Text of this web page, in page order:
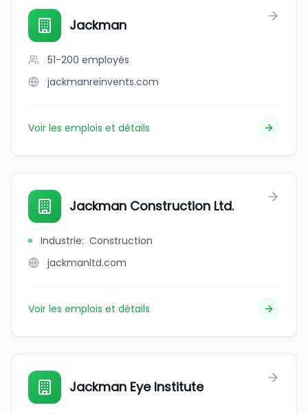
Jackman
51-200 employés
jackmanreinvents.com
Voir les emplois et détails
Jackman Construction Ltd.
Industrie: Construction
jackmanltd.com
Voir les emplois et détails
Jackman Eye Institute